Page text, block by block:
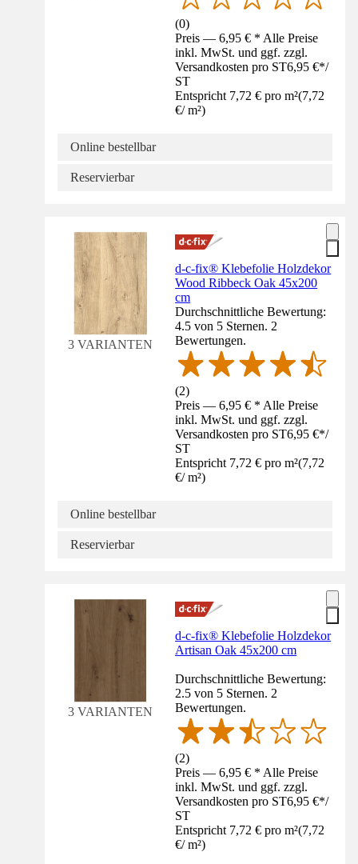
(0)
Preis — 6,95 € * Alle Preise
inkl. MwSt. und ggf. zzgl.
Versandkosten pro ST6,95 €*/
ST
Entspricht 7,72 € pro m²(7,72
€/ m²)
Online bestellbar
Reservierbar
3 VARIANTEN
d-c-fix® Klebefolie Holzdekor
Wood Ribbeck Oak 45x200
cm
Durchschnittliche Bewertung:
4.5 von 5 Sternen. 2
Bewertungen.
(2)
Preis — 6,95 € * Alle Preise
inkl. MwSt. und ggf. zzgl.
Versandkosten pro ST6,95 €*/
ST
Entspricht 7,72 € pro m²(7,72
€/ m²)
Online bestellbar
Reservierbar
3 VARIANTEN
d-c-fix® Klebefolie Holzdekor
Artisan Oak 45x200 cm
Durchschnittliche Bewertung:
2.5 von 5 Sternen. 2
Bewertungen.
(2)
Preis — 6,95 € * Alle Preise
inkl. MwSt. und ggf. zzgl.
Versandkosten pro ST6,95 €*/
ST
Entspricht 7,72 € pro m²(7,72
€/ m²)